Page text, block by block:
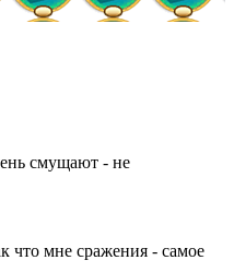
смущают - не
что мне сражения - самое